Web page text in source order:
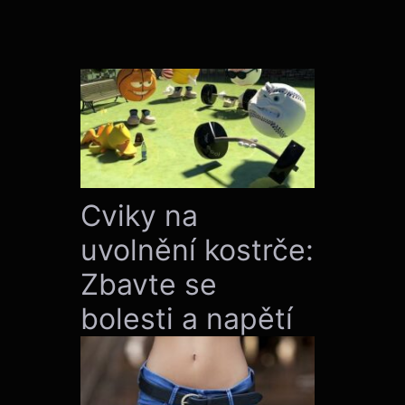
Cviky na
uvolnění kostrče:
Zbavte se
bolesti a napětí